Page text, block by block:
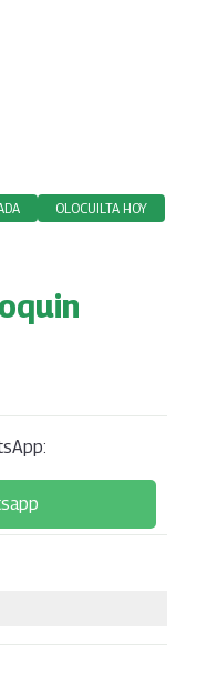
OLOCUILTA HOY